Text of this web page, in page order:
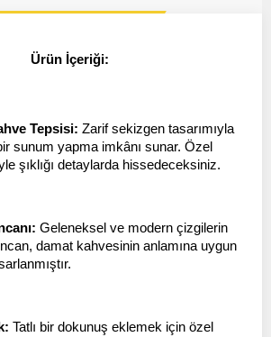
Ürün İçeriği:
Tepsisi: Zarif sekizgen tasarımıyla
sunum yapma imkânı sunar. Özel
şıklığı detaylarda hissedeceksiniz.
Geleneksel ve modern çizgilerin
damat kahvesinin anlamına uygun
Tatlı bir dokunuş eklemek için özel